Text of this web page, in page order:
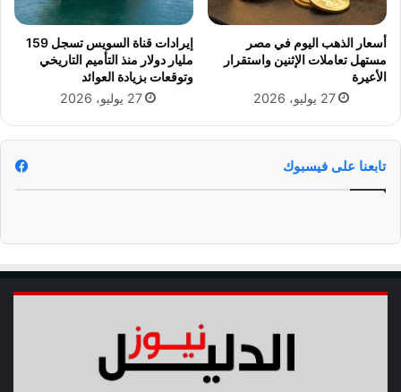
ب
ح
ر
ي
ة
ف
ه
ا
م
ن
ش
ا
م
أسعار الذهب اليوم في مصر
مستهل تعاملات الإثنين واستقرار
الأعيرة
27 يوليو، 2026
إيرادات قناة السويس تسجل 159
مليار دولار منذ التأميم التاريخي
وتوقعات بزيادة العوائد
27 يوليو، 2026
تابعنا على فيسبوك